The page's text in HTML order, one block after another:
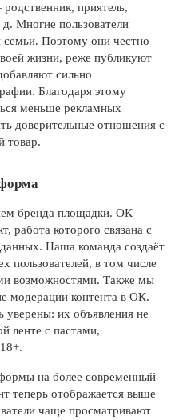
приятель,
д. Многие пользователи
Поэтому они честно
жизни, реже публикуют
сильно
Благодаря этому
меньше рекламных
доверительные отношения с
товар.
бренда площадки. ОК —
работа которого связана с
Наша команда создаёт
пользователей, в том числе
возможностями. Также мы
модерации контента в ОК.
уверены: их объявления не
ленте с пастами,
на более современный
теперь отображается выше
чаще просматривают